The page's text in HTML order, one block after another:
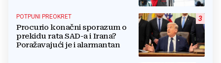
3
POTPUNI PREOKRET
Procurio konačni sporazum o
prekidu rata SAD-a i Irana?
Poražavajući je i alarmantan